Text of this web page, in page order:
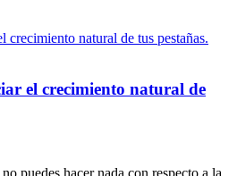
el crecimiento natural de